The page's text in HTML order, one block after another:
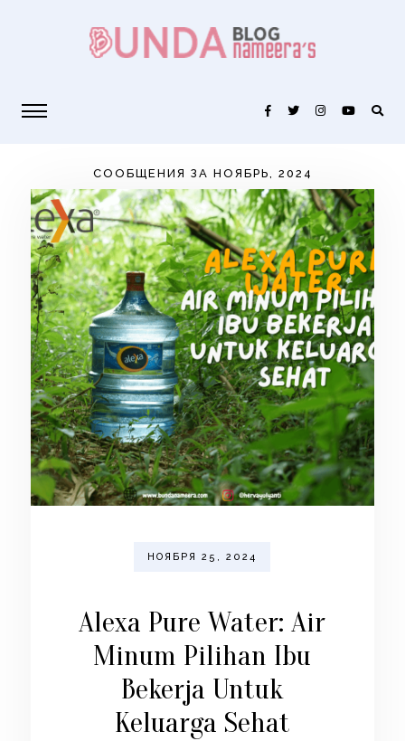
СООБЩЕНИЯ ЗА НОЯБРЬ, 2024
НОЯБРЯ 25, 2024
Alexa Pure Water: Air
Minum Pilihan Ibu
Bekerja Untuk
Keluarga Sehat